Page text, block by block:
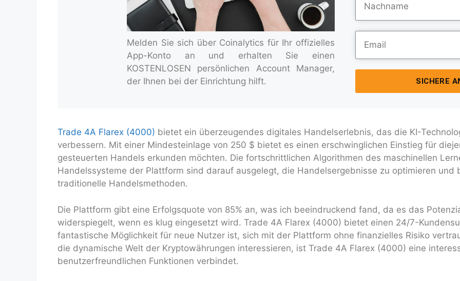
Melden Sie sich über Coinalytics für Ihr offizielles
App-Konto an und erhalten Sie einen
KOSTENLOSEN persönlichen Account Manager,
der Ihnen bei der Einrichtung hilft.
SICHERE
Trade 4A Flarex (4000) bietet ein überzeugendes digitales Handelserlebnis, das die KI-
verbessern. Mit einer Mindesteinlage von 250 $ bietet es einen erschwinglichen Einstieg für
gesteuerten Handels erkunden möchten. Die fortschrittlichen Algorithmen des maschinellen
Handelssysteme der Plattform sind darauf ausgelegt, die Handelsergebnisse zu optimieren und
traditionelle Handelsmethoden.
Die Plattform gibt eine Erfolgsquote von 85% an, was ich beeindruckend fand, da es das
widerspiegelt, wenn es klug eingesetzt wird. Trade 4A Flarex (4000) bietet einen 24/7-
fantastische Möglichkeit für neue Nutzer ist, sich mit der Plattform ohne finanzielles Risiko
die dynamische Welt der Kryptowährungen interessieren, ist Trade 4A Flarex (4000) eine
benutzerfreundlichen Funktionen verbindet.